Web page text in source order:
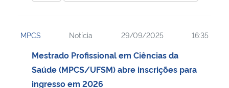
Secretaria-Geral
MPCS Notícia 29/09/2025 16:35
Mestrado Profissional em Ciências da
Saúde (MPCS/UFSM) abre inscrições para
ingresso em 2026